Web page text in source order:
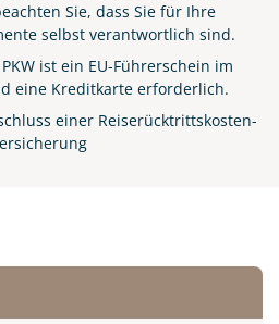
Sie, dass Sie für Ihre
selbst verantwortlich sind.
ist ein EU-Führerschein im
eine Kreditkarte erforderlich.
einer Reiserücktrittskosten-